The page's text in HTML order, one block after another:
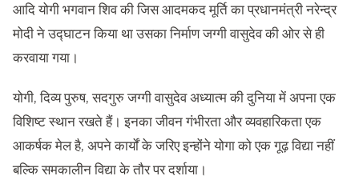
आदि योगी भगवान शिव की जिस आदमकद मूर्ति का प्रधानमंत्री नरेन्द्र
मोदी ने उद्घाटन किया था उसका निर्माण जग्गी वासुदेव की ओर से ही
करवाया गया।
योगी, दिव्य पुरुष, सदगुरु जग्गी वासुदेव अध्यात्म की दुनिया में अपना एक
विशिष्ट स्थान रखते हैं। इनका जीवन गंभीरता और व्यवहारिकता एक
आकर्षक मेल है, अपने कार्यों के जरिए इन्होंने योगा को एक गूढ़ विद्या नहीं
बल्कि समकालीन विद्या के तौर पर दर्शाया।